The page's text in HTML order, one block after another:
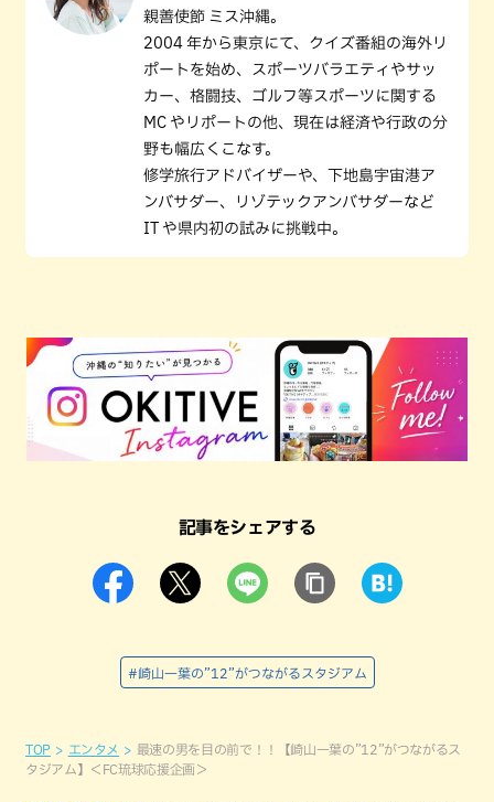
親善使節 ミス沖縄。
2004 年から東京にて、クイズ番組の海外リ
ポートを始め、スポーツバラエティやサッ
カー、格闘技、ゴルフ等スポーツに関する
MC やリポートの他、現在は経済や行政の分
野も幅広くこなす。
修学旅行アドバイザーや、下地島宇宙港ア
ンバサダー、リゾテックアンバサダーなど
IT や県内初の試みに挑戦中。
記事をシェアする
#崎山一葉の”12”がつながるスタジアム
TOP エンタメ
最速の男を目の前で！！【崎山一葉の”12”がつながるス
タジアム】＜FC琉球応援企画＞